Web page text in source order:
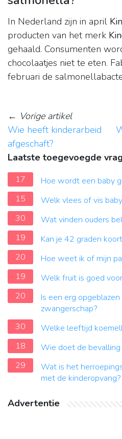
In Nederland zijn in april
producten van het merk
gehaald. Consumenten
chocolaatjes niet te eten.
februari de
← Vorige artikel
Wie heeft kinderarbeid
afgeschaft?
Laatste toegevoegde
17
Hoe wordt een baby
15
Welk vlees of vis
30
Wat vinden ouders
19
Kan je 42 graden
20
Hoe weet ik of mijn
19
Welk fruit is goed
20
Is een erg
zwangerschap?
30
Welke leeftijd
18
Wie doet de bevalling
29
Wat is het
met de kinderopvang?
Advertentie